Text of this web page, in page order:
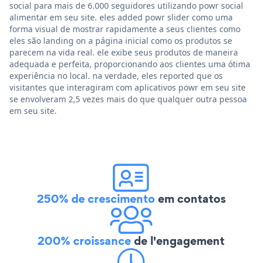
social para mais de 6.000 seguidores utilizando powr social
alimentar em seu site. eles added powr slider como uma
forma visual de mostrar rapidamente a seus clientes como
eles são landing on a página inicial como os produtos se
parecem na vida real. ele exibe seus produtos de maneira
adequada e perfeita, proporcionando aos clientes uma ótima
experiência no local. na verdade, eles reported que os
visitantes que interagiram com aplicativos powr em seu site
se envolveram 2,5 vezes mais do que qualquer outra pessoa
em seu site.
250% de crescimentoem contatos
200% croissancede l'engagement